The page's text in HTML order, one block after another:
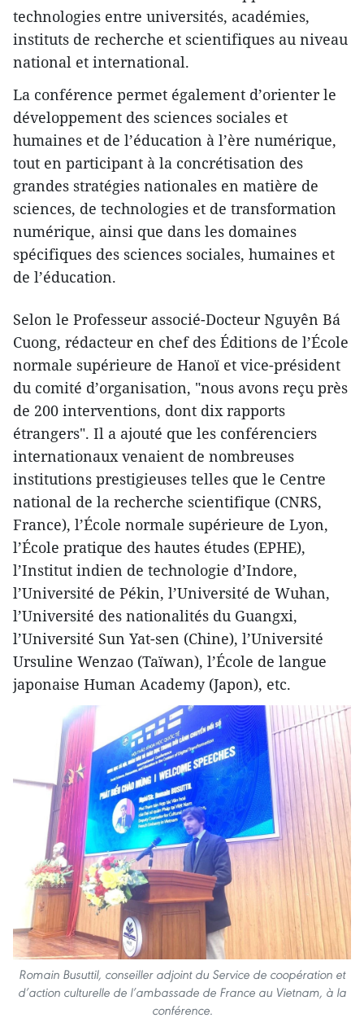
technologies entre universités, académies,
instituts de recherche et scientifiques au niveau
national et international.
La conférence permet également d’orienter le
développement des sciences sociales et
humaines et de l’éducation à l’ère numérique,
tout en participant à la concrétisation des
grandes stratégies nationales en matière de
sciences, de technologies et de transformation
numérique, ainsi que dans les domaines
spécifiques des sciences sociales, humaines et
de l’éducation.
Selon le Professeur associé-Docteur Nguyên Bá
Cuong, rédacteur en chef des Éditions de l’École
normale supérieure de Hanoï et vice-président
du comité d’organisation, "nous avons reçu près
de 200 interventions, dont dix rapports
étrangers". Il a ajouté que les conférenciers
internationaux venaient de nombreuses
institutions prestigieuses telles que le Centre
national de la recherche scientifique (CNRS,
France), l’École normale supérieure de Lyon,
l’École pratique des hautes études (EPHE),
l’Institut indien de technologie d’Indore,
l’Université de Pékin, l’Université de Wuhan,
l’Université des nationalités du Guangxi,
l’Université Sun Yat-sen (Chine), l’Université
Ursuline Wenzao (Taïwan), l’École de langue
japonaise Human Academy (Japon), etc.
Romain Busuttil, conseiller adjoint du Service de coopération et
d’action culturelle de l’ambassade de France au Vietnam, à la
conférence.